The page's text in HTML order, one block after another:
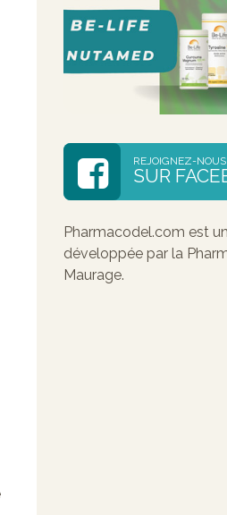
REJOIGNEZ-NOUS
SUR
Pharmacodel.com est
développée par la
Maurage.